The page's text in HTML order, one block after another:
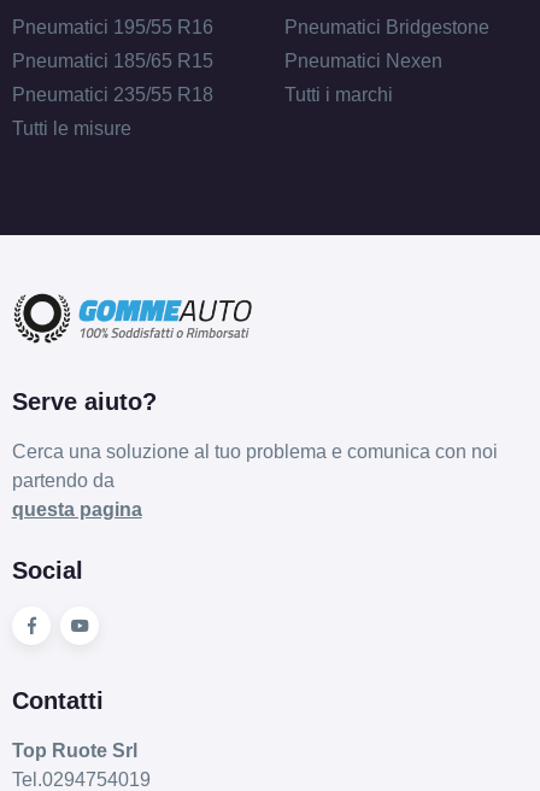
Pneumatici 195/55 R16
Pneumatici 185/65 R15
Pneumatici 235/55 R18
Tutti le misure
Pneumatici Bridgestone
Pneumatici Nexen
Tutti i marchi
Serve aiuto?
Cerca una soluzione al tuo problema e comunica con noi
partendo da
questa pagina
Social
Contatti
Top Ruote Srl
Tel.0294754019